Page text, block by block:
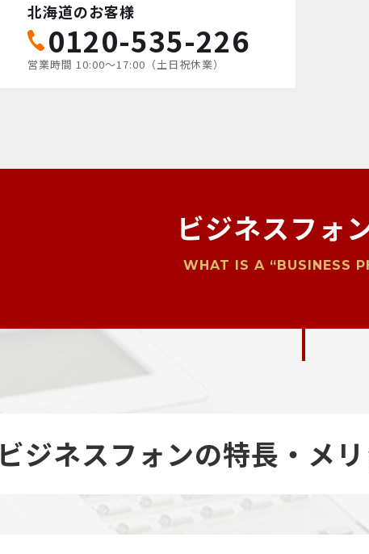
北海道のお客様
0120-535-226
営業時間 10:00〜17:00（土日祝休業）
ビジネスフォ
WHAT IS A “BUSINESS
ビジネスフォンの特長・メリ